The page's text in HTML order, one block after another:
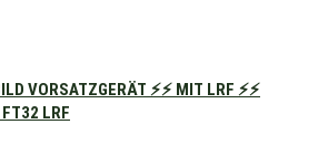
VORSATZGERÄT ⚡⚡ MIT LRF ⚡⚡
LRF